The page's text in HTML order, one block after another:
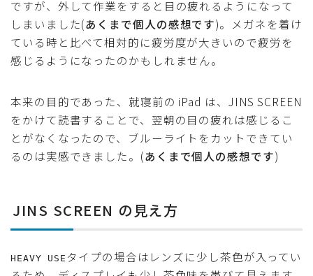
ですが、外して作業をすると目の疲れるようになって
しまいました(あくまで個人の感想です)。メガネを着け
ている時と比べて相対的に疲労度が大きいので疲労を
感じるようになったのかもしれません。
本来の目的であった、就寝前の iPad は、JINS SCREEN
をかけて読書することで、翌朝の目の疲れは感じるこ
とがなくなったので、ブルーライトをカットできてい
るのは実感できました。(あくまで個人の感想です)
JINS SCREEN の見え方
HEAVY USE タイプの場合はレンズに少し茶色が入ってい